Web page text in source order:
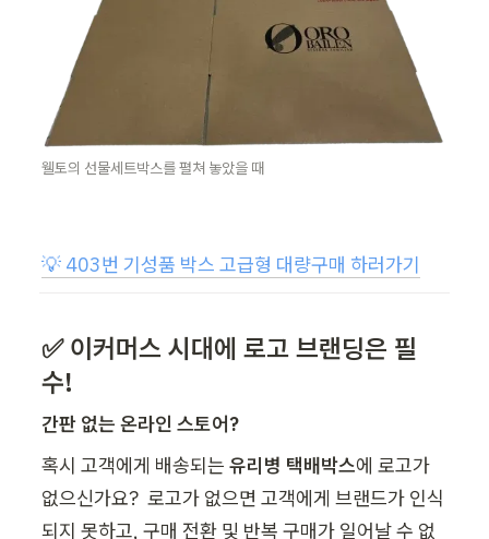
웰토의 선물세트박스를 펼쳐 놓았을 때
💡 403번 기성품 박스 고급형 대량구매 하러가기
✅ 이커머스 시대에 로고 브랜딩은 필
수!
간판 없는 온라인 스토어?
혹시 고객에게 배송되는 유리병 택배박스에 로고가
없으신가요?  로고가 없으면 고객에게 브랜드가 인식
되지 못하고, 구매 전환 및 반복 구매가 일어날 수 없